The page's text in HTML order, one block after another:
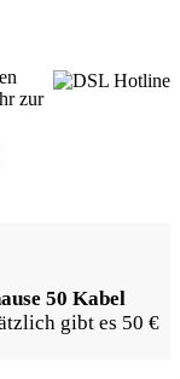
zur
50 Kabel
gibt es 50 €